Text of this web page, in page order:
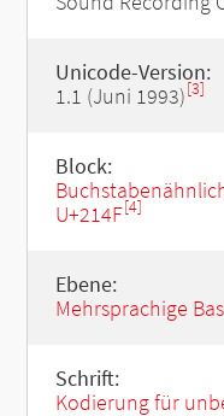
Unicode-Version:
1.1 (Juni 1993)[3]
Block:
U+214F[4]
Ebene:
Mehrsprachige
Schrift:
Kodierung für